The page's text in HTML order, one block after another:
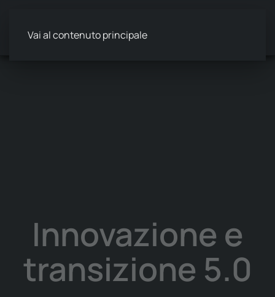
Vai al contenuto principale
Innovazione e
transizione 5.0